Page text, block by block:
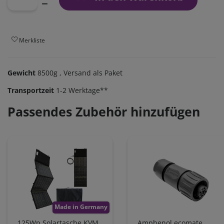
Merkliste
Gewicht 8500g , Versand als Paket
Transportzeit 1-2 Werktage**
Passendes Zubehör hinzufügen
Made in Germany